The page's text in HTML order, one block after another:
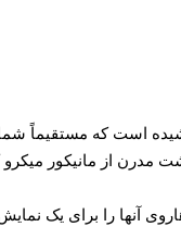
است که
مدرن از مانیکور
آنها را برای یک